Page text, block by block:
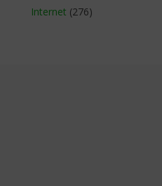
Internet (276)